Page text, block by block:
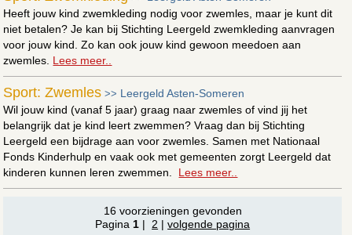
Heeft jouw kind zwemkleding nodig voor zwemles, maar je kunt dit
niet betalen? Je kan bij Stichting Leergeld zwemkleding aanvragen
voor jouw kind. Zo kan ook jouw kind gewoon meedoen aan
zwemles. Lees meer..
Sport: Zwemles >> Leergeld Asten-Someren
Wil jouw kind (vanaf 5 jaar) graag naar zwemles of vind jij het
belangrijk dat je kind leert zwemmen? Vraag dan bij Stichting
Leergeld een bijdrage aan voor zwemles. Samen met Nationaal
Fonds Kinderhulp en vaak ook met gemeenten zorgt Leergeld dat
kinderen kunnen leren zwemmen. Lees meer..
16 voorzieningen gevonden
Pagina 1 | 2 |volgende pagina